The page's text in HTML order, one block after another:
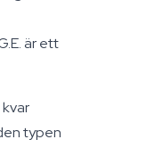
är ett
typen